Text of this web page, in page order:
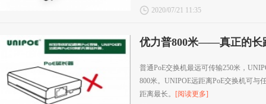
2020/07/21 11:35
优力普800米——真正的长
普通PoE交换机最远可传输250米，
800米。UNIPOE远距离PoE交换机可与
距离最长。 [阅读更多]